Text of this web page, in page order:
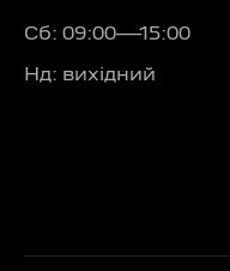
Сб: 09:00—15:00
Нд: вихідний